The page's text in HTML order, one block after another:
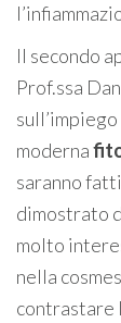
Il secondo
Prof.ssa
moderna
saranno
dimostrato
molto
nella
contrastare